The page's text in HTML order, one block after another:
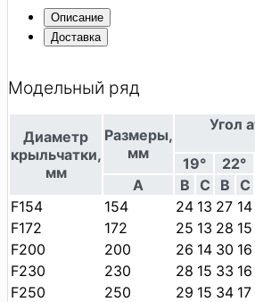
Описание
Доставка
Модельный ряд
Диаметр
крыльчатки,
мм
Размеры,
мм
Угол
19°
22°
A
B C B C
F154
154 24 13 27 14
F172
172 25 13 28 15
F200
200 26 14 30 16
F230
230 28 15 33 16
F250
250 29 15 34 17